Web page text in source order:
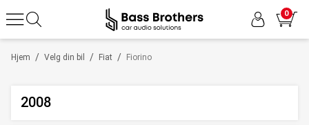
0
/
Hjem /
Velg din bil /
Fiat Fiorino
2008